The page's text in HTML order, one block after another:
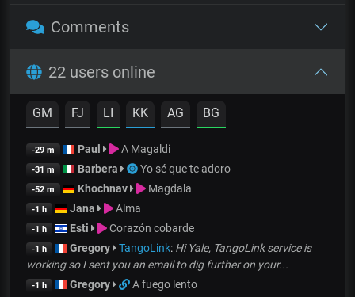
Comments
22 users online
GM FJ LI KK AG BG
-29 m Paul A Magaldi
-31 m Barbera Yo sé que te adoro
-52 m Khochnav Magdala
-1 h Jana Alma
-1 h Esti Corazón cobarde
-1 h Gregory TangoLink: Hi Yale, TangoLink service is
working so I sent you an email to dig further on your...
-1 h Gregory A fuego lento